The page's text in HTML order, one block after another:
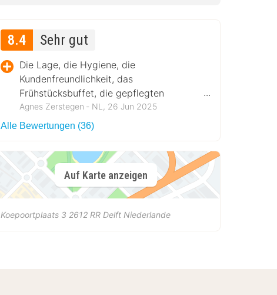
8.4 Sehr gut
Die Lage, die Hygiene, die
Kundenfreundlichkeit, das
Frühstücksbuffet, die gepflegten
Zimmer, die gemütliche Atmosphäre, die
Musik. Die kleine Terrasse über dem
Agnes Zerstegen ‐ NL, 26 Jun 2025
Alle Bewertungen (36)
Auf Karte anzeigen
Koepoortplaats 3 2612 RR Delft Niederlande